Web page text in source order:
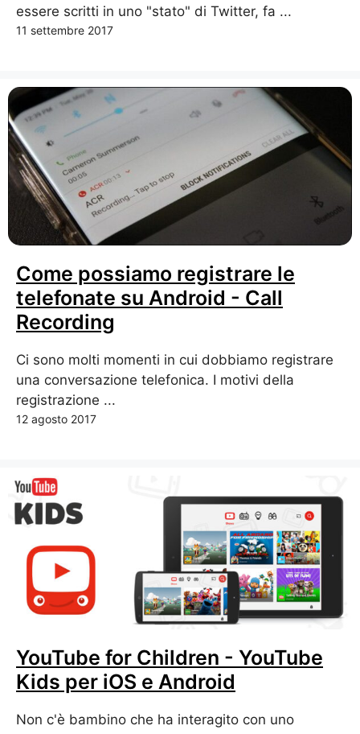
essere scritti in uno "stato" di Twitter, fa ...
11 settembre 2017
Come possiamo registrare le
telefonate su Android - Call
Recording
Ci sono molti momenti in cui dobbiamo registrare
una conversazione telefonica. I motivi della
registrazione ...
12 agosto 2017
YouTube for Children - YouTube
Kids per iOS e Android
Non c'è bambino che ha interagito con uno